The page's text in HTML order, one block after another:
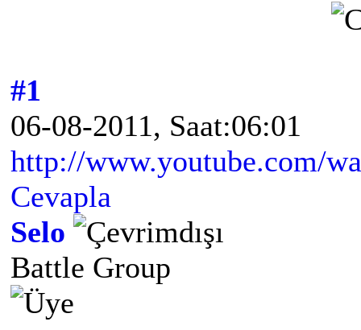
#1
06-08-2011, Saat:06:01
http://www.youtube.com/
Cevapla
Selo
Battle Group